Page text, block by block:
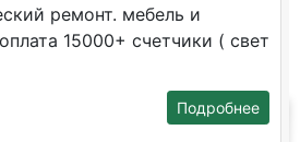
ремонт. мебель и
15000+ счетчики ( свет
Подробнее